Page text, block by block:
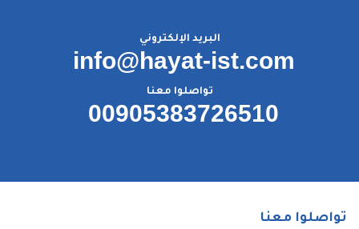
البريد الإلكتروني
info@hayat-ist.com
تواصلوا معنا
00905383726510
تواصلوا معنا